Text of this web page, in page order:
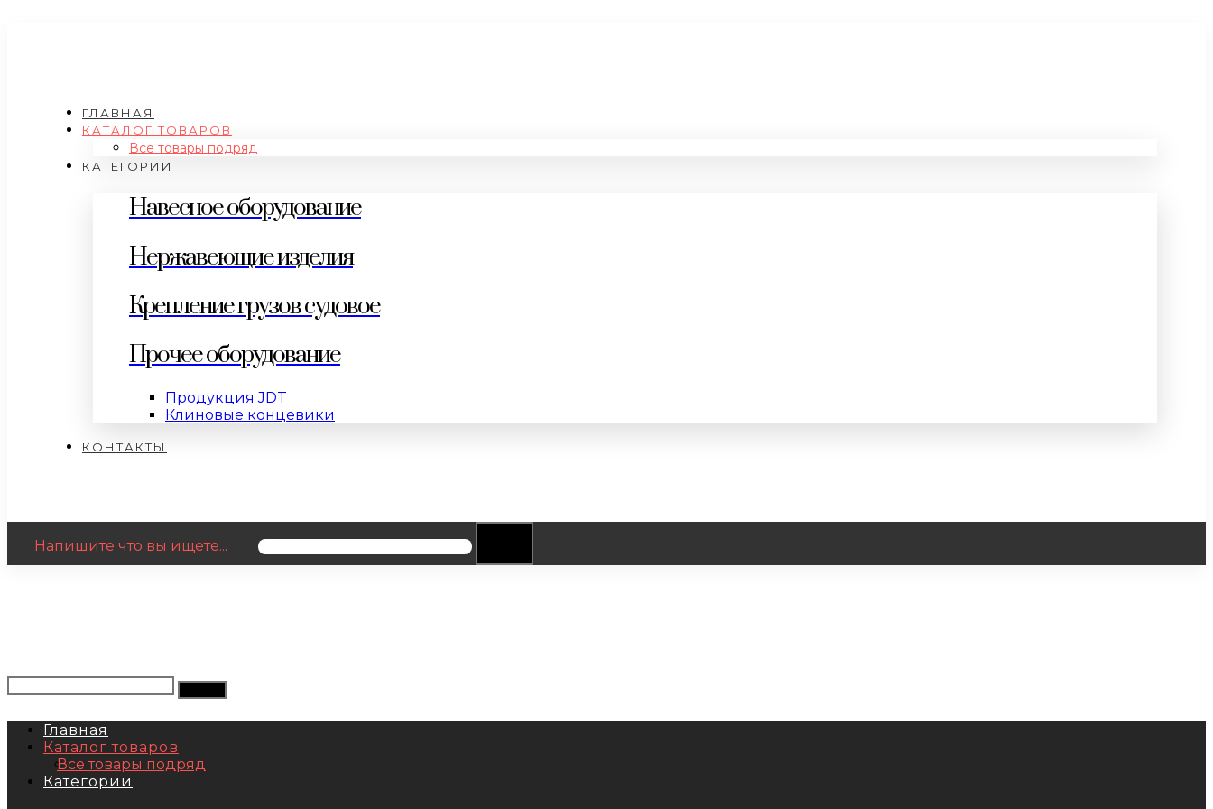
ГЛАВНАЯ
КАТАЛОГ ТОВАРОВ
Все товары подряд
КАТЕГОРИИ
Навесное оборудование
Нержавеющие изделия
Крепление грузов судовое
Прочее оборудование
Продукция JDT
Клиновые концевики
КОНТАКТЫ
Напишите что вы ищете...
Главная
Каталог товаров
Все товары подряд
Категории